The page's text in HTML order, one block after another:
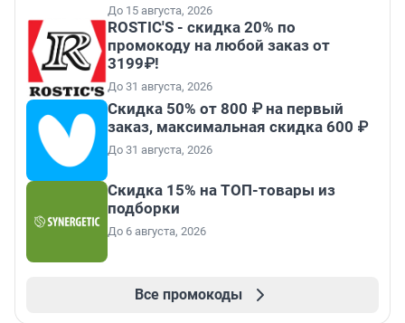
До 15 августа, 2026
ROSTIC'S - скидка 20% по
промокоду на любой заказ от
3199₽!
До 31 августа, 2026
Скидка 50% от 800 ₽ на первый
заказ, максимальная скидка 600 ₽
До 31 августа, 2026
Скидка 15% на ТОП-товары из
подборки
До 6 августа, 2026
Все промокоды